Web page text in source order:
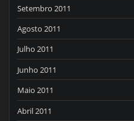
Setembro 2011
Agosto 2011
Julho 2011
Junho 2011
Maio 2011
Abril 2011